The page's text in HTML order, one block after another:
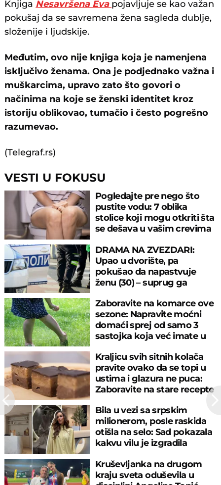
Knjiga Nesavršena Eva pojavljuje se kao važan
pokušaj da se savremena žena sagleda dublje,
složenije i ljudskije.
Međutim, ovo nije knjiga koja je namenjena
isključivo ženama. Ona je podjednako važna i
muškarcima, upravo zato što govori o
načinima na koje se ženski identitet kroz
istoriju oblikovao, tumačio i često pogrešno
razumevao.
(Telegraf.rs)
VESTI U FOKUSU
Pogledajte pre nego što
pustite vodu: 7 oblika
stolice koji mogu otkriti šta
se dešava u vašim crevima
DRAMA NA ZVEZDARI:
Upao u dvorište, pa
pokušao da napastvuje
ženu (30) – suprug ga
Zaboravite na komarce ove
sezone: Napravite moćni
domaći sprej od samo 3
sastojka koja već imate u
Kraljicu svih sitnih kolača
pravite ovako da se topi u
ustima i glazura ne puca:
Zaboravite na stare recepte
Bila u vezi sa srpskim
milionerom, posle raskida
otišla na selo: Sad pokazala
kakvu vilu je izgradila
Kruševljanka na drugom
kraju sveta oduševila u